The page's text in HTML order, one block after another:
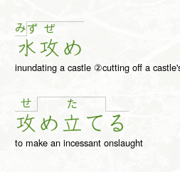
みず
水
ぜ
攻め
inundating a castle ②cutting off a
せ
攻め
た
立 て る
to make an incessant onslaught